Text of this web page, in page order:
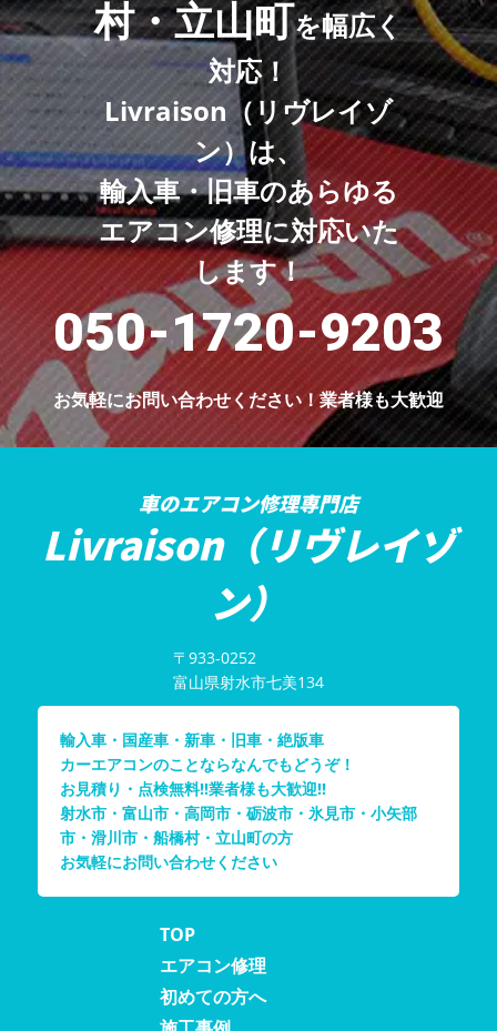
村・立山町を幅広く
対応！
Livraison（リヴレイゾ
ン）は、
輸入車・旧車のあらゆる
エアコン修理に対応いた
します！
050-1720-9203
お気軽にお問い合わせください！業者様も大歓迎
車のエアコン修理専門店
Livraison（リヴレイゾ
ン）
〒933-0252
富山県射水市七美134
輸入車・国産車・新車・旧車・絶版車
カーエアコンのことならなんでもどうぞ！
お見積り・点検無料!!業者様も大歓迎!!
射水市・富山市・高岡市・砺波市・氷見市・小矢部
市・滑川市・船橋村・立山町の方
お気軽にお問い合わせください
TOP
エアコン修理
初めての方へ